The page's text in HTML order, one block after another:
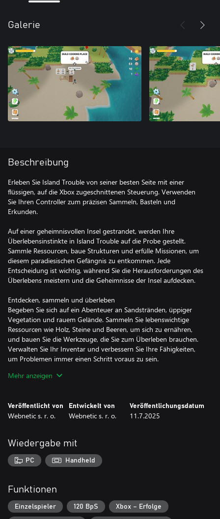
Galerie
Beschreibung
Erleben Sie Island Trouble von seiner besten Seite mit einer
flüssigen, auf die Xbox zugeschnittenen Steuerung. Verwenden
Sie Ihren Controller zum präzisen Sammeln, Basteln und
Erkunden.
Auf einer geheimnisvollen Insel gestrandet, werden Ihre
Überlebensinstinkte in Island Trouble auf die Probe gestellt.
Sammle Ressourcen, baue Strukturen und erfülle Missionen, um
diesem paradiesischen Gefängnis zu entkommen. Jede
Entscheidung ist wichtig, während Sie die Herausforderungen des
Überlebens meistern und die Geheimnisse der Insel aufdecken.
Entdecken, sammeln und überleben
Begeben Sie sich auf ein Abenteuer an Sandstränden, üppiger
Vegetation und rauem Gelände. Sammeln Sie lebenswichtige
Ressourcen wie Holz, Steine ​​und Beeren, um sich zu ernähren,
und bauen Sie die Werkzeuge, die Sie zum Überleben brauchen.
Verwalten Sie Ihr Inventar und verbessern Sie Ihre Fähigkeiten,
um Problemen immer einen Schritt voraus zu sein.
Bauen, aktualisieren und weiterentwickeln
und schalten Sie leistungsstarke Upgrades frei, um Ihre
Überlebensfähigkeiten zu verbessern. Steigern Sie Ihre
intelligenter werden.
Schließe Herausforderungen ab und verdiene Belohnungen
das Basteln von Werkzeugen bis hin zum Kochen von Marmelade
Erfüllen Sie Ziele, um Münzen zu verdienen und Ihre Fähigkeiten
zu verbessern, um der Flucht von der Insel näher zu kommen.
Mehr anzeigen
Veröffentlicht von
Webnetic s. r. o.
Entwickelt von
Webnetic s. r. o.
Veröffentlichungsdatum
11.7.2025
Wiedergabe mit
PC Handheld
Funktionen
Einzelspieler 120 BpS Xbox – Erfolge